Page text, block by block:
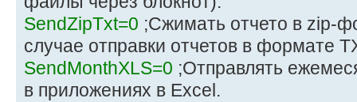
SendZipTxt=0 ;Сжимать отчето в zip-
случае отправки отчетов в формате
SendMonthXLS=0 ;Отправлять
в приложениях в Excel.